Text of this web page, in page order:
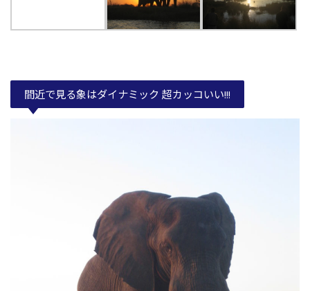
間近で見る象はダイナミック 超カッコいい!!!